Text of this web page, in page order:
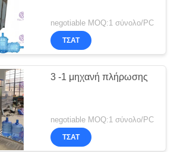
negotiable MOQ:1 σύνολο/PC
ΤΣΆΤ
3 -1 μηχανή πλήρωσης
negotiable MOQ:1 σύνολο/PC
ΤΣΆΤ